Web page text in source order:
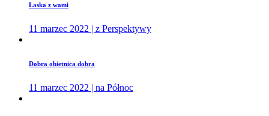
Łaska z wami
11 marzec 2022 | z Perspektywy
Dobra obietnica dobra
11 marzec 2022 | na Północ